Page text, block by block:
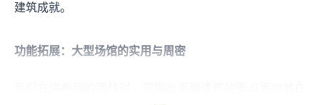
建筑成就。
功能拓展：大型场馆的实用与周密